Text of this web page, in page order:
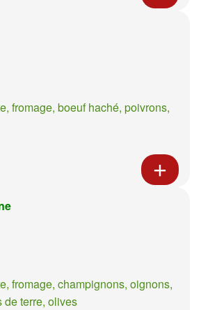
fromage, boeuf haché, poivrons,
fromage, champignons, oignons,
de terre, olives